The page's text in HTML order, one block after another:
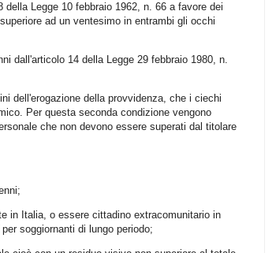
della Legge 10 febbraio 1962, n. 66 a favore dei
ad un ventesimo in entrambi gli occhi
dall'articolo 14 della Legge 29 febbraio 1980, n.
dell'erogazione della provvidenza, che i ciechi
Per questa seconda condizione vengono
che non devono essere superati dal titolare
in Italia, o essere cittadino extracomunitario in
soggiornanti di lungo periodo;